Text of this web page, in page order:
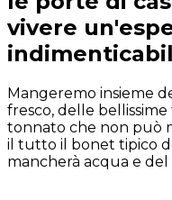
vivere
Mangeremo insieme
fresco, delle
tonnato che non può
il tutto il bonet tipico
mancherà acqua e